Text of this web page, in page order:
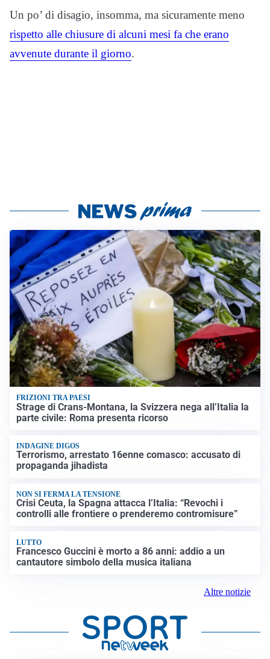
Un po’ di disagio, insomma, ma sicuramente meno
rispetto alle chiusure di alcuni mesi fa che erano
avvenute durante il giorno.
FRIZIONI TRA PAESI
Strage di Crans-Montana, la Svizzera nega all’Italia la
parte civile: Roma presenta ricorso
INDAGINE DIGOS
Terrorismo, arrestato 16enne comasco: accusato di
propaganda jihadista
NON SI FERMA LA TENSIONE
Crisi Ceuta, la Spagna attacca l’Italia: “Revochi i
controlli alle frontiere o prenderemo contromisure”
LUTTO
Francesco Guccini è morto a 86 anni: addio a un
cantautore simbolo della musica italiana
Altre notizie